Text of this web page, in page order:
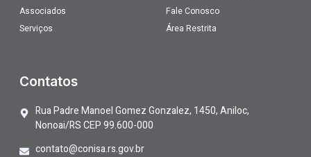
Associados
Serviços
Fale Conosco
Área Restrita
Contatos
Rua Padre Manoel Gomez Gonzalez, 1450, Aniloc,
Nonoai/RS CEP 99.600-000
contato@conisa.rs.gov.br